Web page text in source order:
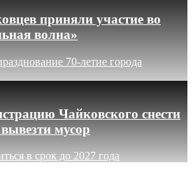
приняли участие во
волна»
70-летие города
Чайковского снести
мусор
в срок до 2027 года